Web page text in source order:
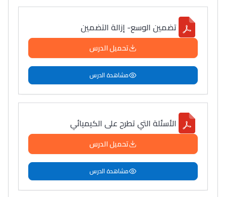
تضمين الوسع- إزالة التضمين
تحميل الدرس
مشاهدة الدرس
الأسئلة التي تطرح على الكيميائي
تحميل الدرس
مشاهدة الدرس